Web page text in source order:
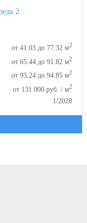
2
от 41.03 до 77.32 м2
от 65.44 до 91.82 м2
от 93.24 до 94.85 м2
от 131 000 руб. / м2
1/2028